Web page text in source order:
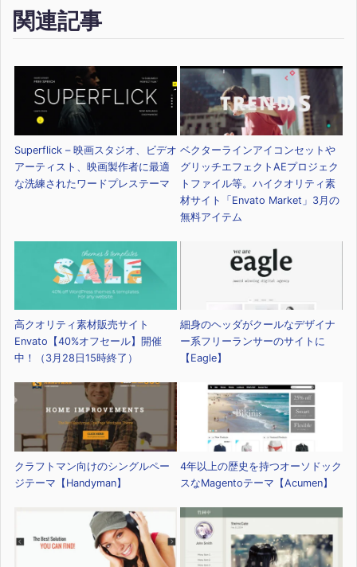
関連記事
Superflick – 映画スタジオ、ビデオ
アーティスト、映画製作者に最適
な洗練されたワードプレステーマ
ベクターラインアイコンセットや
グリッチエフェクトAEプロジェク
トファイル等。ハイクオリティ素
材サイト「Envato Market」3月の
無料アイテム
高クオリティ素材販売サイト
Envato【40%オフセール】開催
中！（3月28日15時終了）
細身のヘッダがクールなデザイナ
ー系フリーランサーのサイトに
【Eagle】
クラフトマン向けのシングルペー
ジテーマ【Handyman】
4年以上の歴史を持つオーソドック
スなMagentoテーマ【Acumen】